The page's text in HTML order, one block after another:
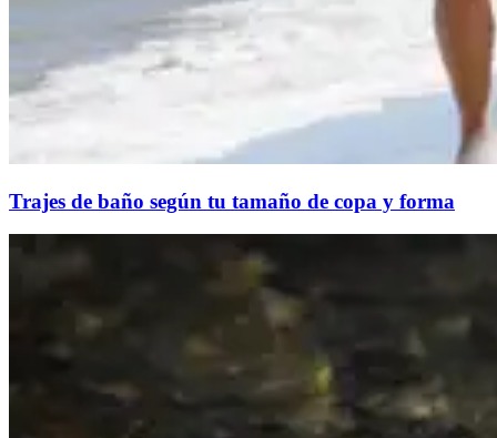
Trajes de baño según tu tamaño de copa y forma